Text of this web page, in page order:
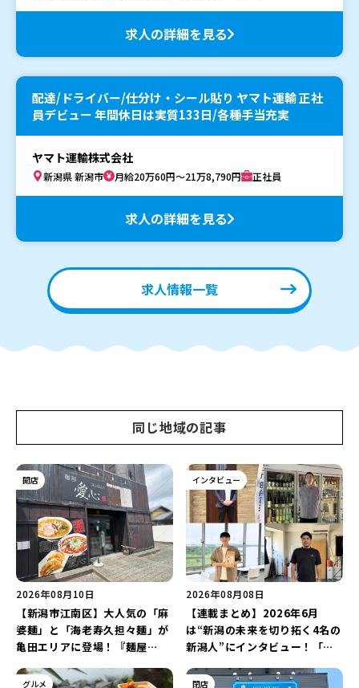
求人の詳細を見る
配達/ドライバー/仕分け・シール貼り ヤマト運輸 正社
員デビュー 年間休日は実質133日/各種手当充実
ヤマト運輸株式会社
新潟県 新潟市 月給20万60円～21万8,790円 正社員
求人の詳細を見る
求人情報一覧
同じ地域の記事
開店
2026年08月10日
【新潟市江南区】大人気の「麻
婆麺」と「海老寿久担々麺」が
亀田エリアに登場！『麺屋
プン予定♪
インタビュー
2026年08月08日
【連載まとめ】2026年6月
は“新潟の未来を切り拓く4名の
新潟人”にインタビュー！「学
トグラファー」など要チェック
グルメ 閉店